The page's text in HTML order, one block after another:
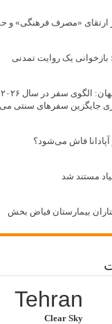
ارتقای «مصرف فرهنگی» و
یک روایت تمدنی
جایگزین سفرهای سنتی
فاش می‌شود؟
مستند شد
بیمارستان فیاض بخش
Tehran
Clear Sky